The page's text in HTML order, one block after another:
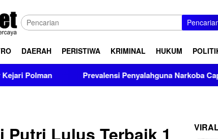
DAERAH PERISTIWA KRIMINAL HUKUM
Penyalahguna Narkoba Capai 4,17 Juta Jiwa, BNNP
Putri Lulus Terbaik 1